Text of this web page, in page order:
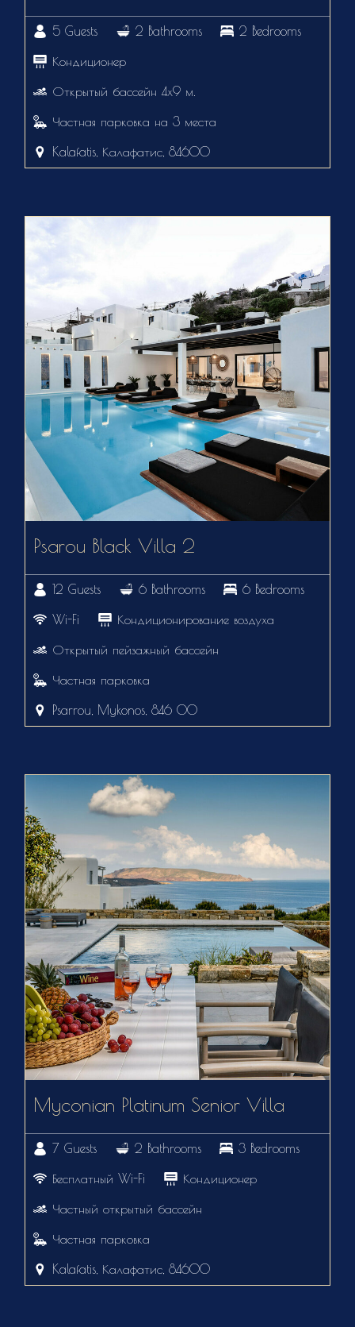
5 Guests 2 Bathrooms 2 Bedrooms
Кондиционер
Открытый бассейн 4х9 м.
Частная парковка на 3 места
Kalafatis, Калафатис, 84600
Psarou Black Villa 2
12 Guests 6 Bathrooms 6 Bedrooms
Wi-Fi Кондиционирование воздуха
Открытый пейзажный бассейн
Частная парковка
Psarrou, Mykonos, 846 00
Myconian Platinum Senior Villa
7 Guests 2 Bathrooms 3 Bedrooms
Бесплатный Wi-Fi Кондиционер
Частный открытый бассейн
Частная парковка
Kalafatis, Калафатис, 84600